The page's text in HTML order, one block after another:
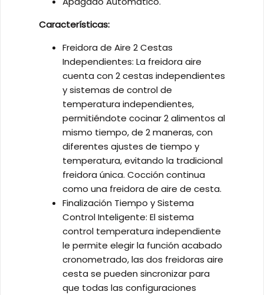
Características:
Freidora de Aire 2 Cestas
Independientes: La freidora aire
cuenta con 2 cestas independientes
y sistemas de control de
temperatura independientes,
permitiéndote cocinar 2 alimentos al
mismo tiempo, de 2 maneras, con
diferentes ajustes de tiempo y
temperatura, evitando la tradicional
freidora única. Cocción continua
como una freidora de aire de cesta.
Finalización Tiempo y Sistema
Control Inteligente: El sistema
control temperatura independiente
le permite elegir la función acabado
cronometrado, las dos freidoras aire
cesta se pueden sincronizar para
que todas las configuraciones